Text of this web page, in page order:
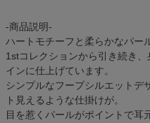
-商品説明-
ハートモチーフと柔らかなパー
1stコレクションから引き続き
インに仕上げています。
シンプルなフープシルエットデ
ト見えるような仕掛けが。
目を惹くパールがポイントで耳